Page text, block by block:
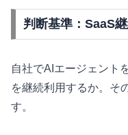
判断基準：SaaS
自社でAIエージェント
を継続利用するか。そ
す。